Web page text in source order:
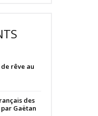
rêve au
des
Gaëtan